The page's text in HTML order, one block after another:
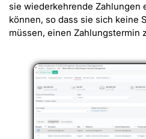
sie wiederkehrende Zahlungen
können, so dass sie sich keine
müssen, einen Zahlungstermin